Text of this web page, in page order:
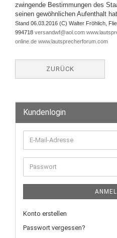
zwingende Bestimmungen des
seinen gewöhnlichen Aufenthalt hat.
Stand 06.03.2016 (C) Walter Fröhlich,
994718 versandwf@aol.com
online.de www.lautsprecherforum.com
ZURÜCK
Kundenlogin
E-
Mail-
Adresse
Passwort
Konto erstellen
Passwort vergessen?